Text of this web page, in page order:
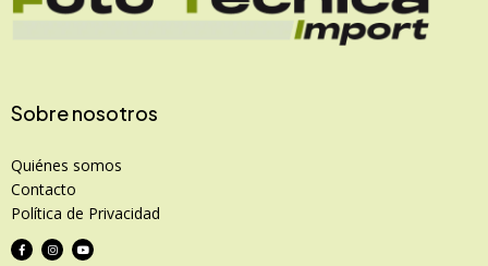
Sobre nosotros
Quiénes somos
Contacto
Política de Privacidad